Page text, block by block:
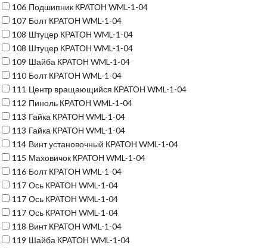
106 Подшипник КРАТОН WML-1-04
107 Болт КРАТОН WML-1-04
108 Штуцер КРАТОН WML-1-04
108 Штуцер КРАТОН WML-1-04
109 Шайба КРАТОН WML-1-04
110 Болт КРАТОН WML-1-04
111 Центр вращающийся КРАТОН WML-1-04
112 Пиноль КРАТОН WML-1-04
113 Гайка КРАТОН WML-1-04
113 Гайка КРАТОН WML-1-04
114 Винт установочный КРАТОН WML-1-04
115 Маховичок КРАТОН WML-1-04
116 Болт КРАТОН WML-1-04
117 Ось КРАТОН WML-1-04
117 Ось КРАТОН WML-1-04
117 Ось КРАТОН WML-1-04
118 Винт КРАТОН WML-1-04
119 Шайба КРАТОН WML-1-04